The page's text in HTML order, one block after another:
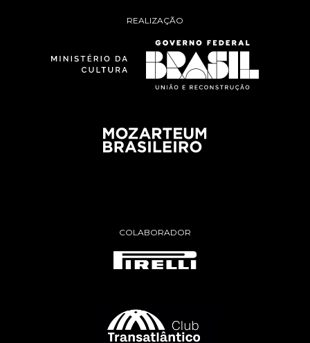
REALIZAÇÃO
COLABORADOR